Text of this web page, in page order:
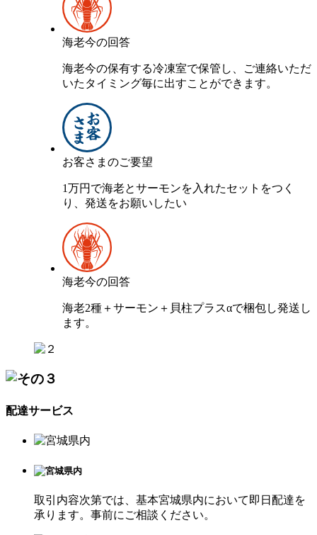
海老今の回答
海老今の保有する冷凍室で保管し、ご連絡いただ
いたタイミング毎に出すことができます。
お客さまのご要望
1万円で海老とサーモンを入れたセットをつく
り、発送をお願いしたい
海老今の回答
海老2種＋サーモン＋貝柱プラスαで梱包し発送し
ます。
配達サービス
取引内容次第では、基本宮城県内において即日配達を
承ります。事前にご相談ください。